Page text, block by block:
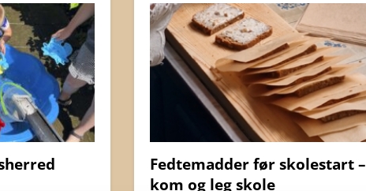
Fedtemadder før skolestart –
kom og leg skole